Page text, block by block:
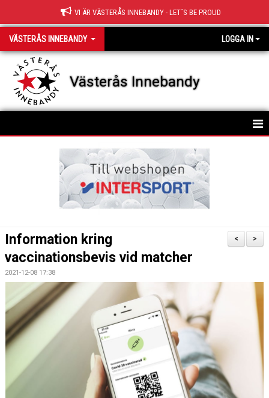
VI ÄR VÄSTERÅS INNEBANDY - LET´S BE PROUD
VÄSTERÅS INNEBANDY LOGGA IN
Västerås Innebandy
KLUBBFAKTA
POLICYS
NYHETER
FÖRMÅNER
KALENDER UNGDOM
>
<
Information kring
vaccinationsbevis vid matcher
2021-12-08 17:38